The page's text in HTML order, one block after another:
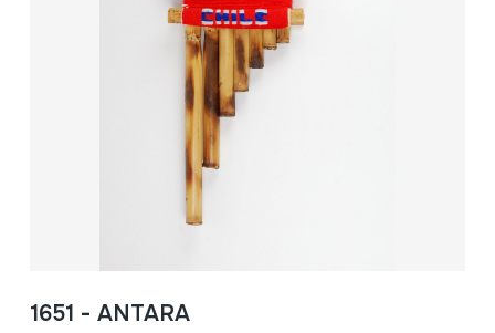
1651 - ANTARA